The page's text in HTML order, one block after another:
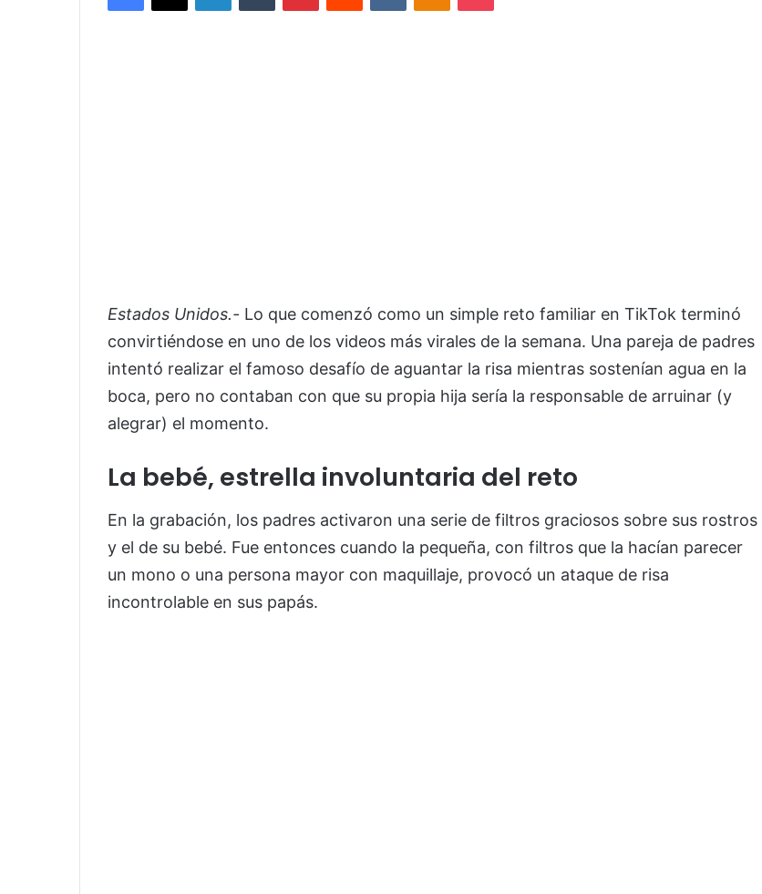
Estados Unidos.- Lo que comenzó como un simple reto familiar en TikTok terminó
convirtiéndose en uno de los videos más virales de la semana. Una pareja de padres
intentó realizar el famoso desafío de aguantar la risa mientras sostenían agua en la
boca, pero no contaban con que su propia hija sería la responsable de arruinar (y
alegrar) el momento.
La bebé, estrella involuntaria del reto
En la grabación, los padres activaron una serie de filtros graciosos sobre sus rostros
y el de su bebé. Fue entonces cuando la pequeña, con filtros que la hacían parecer
un mono o una persona mayor con maquillaje, provocó un ataque de risa
incontrolable en sus papás.